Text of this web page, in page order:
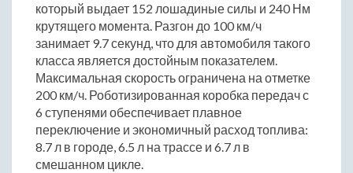
который выдает 152 лошадиные силы и 240 Нм
крутящего момента. Разгон до 100 км/ч
занимает 9.7 секунд, что для автомобиля такого
класса является достойным показателем.
Максимальная скорость ограничена на отметке
200 км/ч. Роботизированная коробка передач с
6 ступенями обеспечивает плавное
переключение и экономичный расход топлива:
8.7 л в городе, 6.5 л на трассе и 6.7 л в
смешанном цикле.